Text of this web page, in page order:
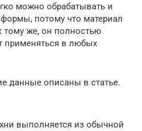
можно обрабатывать и
потому что материал
тому же, он полностью
применяться в любых
данные описаны в статье.
выполняется из обычной